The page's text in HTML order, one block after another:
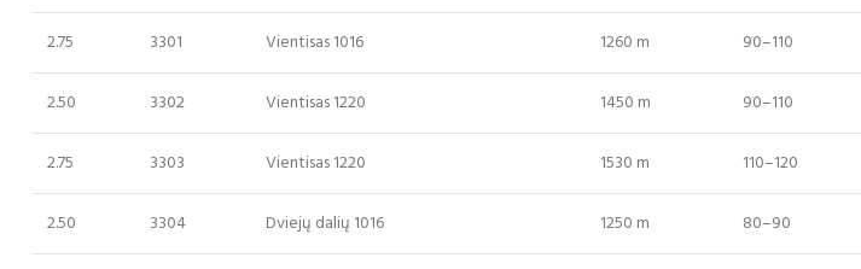
2.75 3301 Vientisas 1016 1260 m 90–110
2.50 3302 Vientisas 1220 1450 m 90–110
2.75 3303 Vientisas 1220 1530 m 110–120
2.50 3304 Dviejų dalių 1016 1250 m 80–90